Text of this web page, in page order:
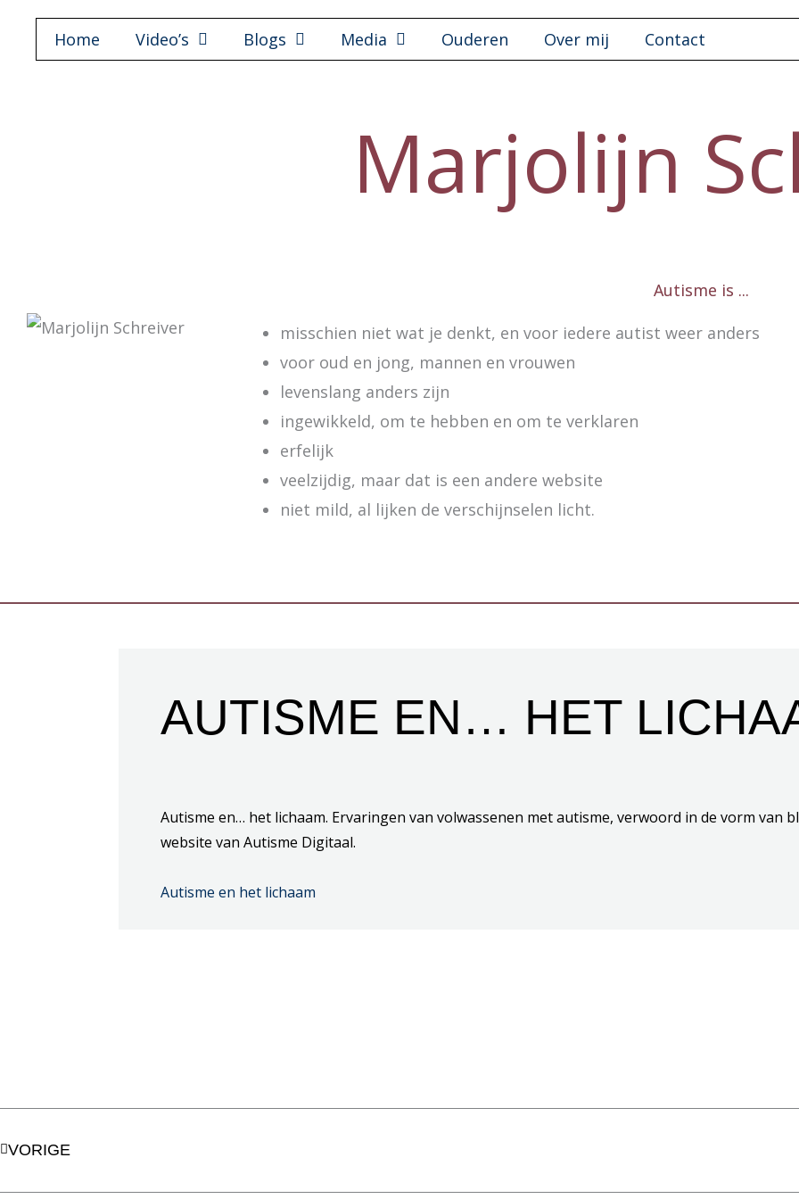
Home Video’s Blogs Media Ouderen Over mij Contact
Marjolijn
Autisme is ...
misschien niet wat je denkt, en voor iedere autist weer anders
voor oud en jong, mannen en vrouwen
levenslang anders zijn
ingewikkeld, om te hebben en om te verklaren
erfelijk
veelzijdig, maar dat is een andere website
niet mild, al lijken de verschijnselen licht.
AUTISME EN… HET
Autisme en… het lichaam. Ervaringen van volwassenen met autisme, verwoord in de vorm van
website van Autisme Digitaal.
Autisme en het lichaam
VORIGE